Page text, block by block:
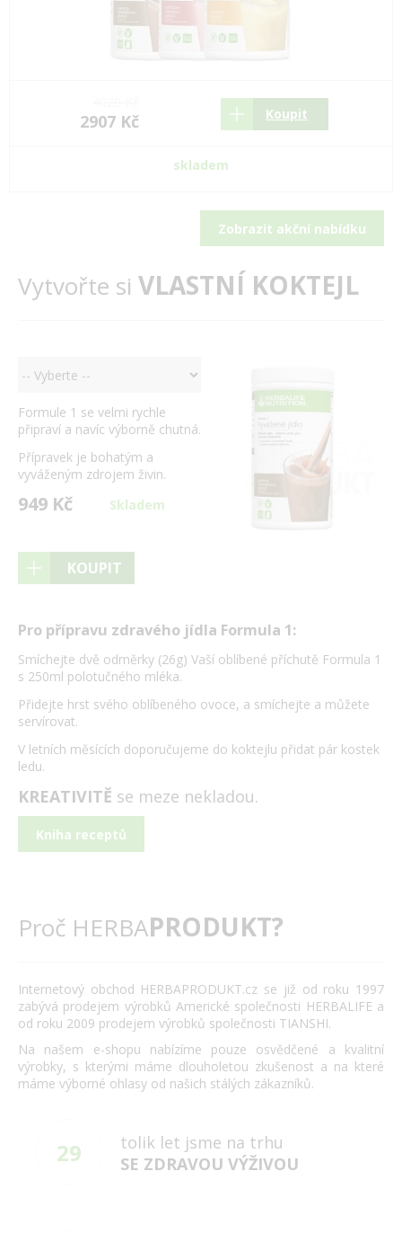
2907 Kč Koupit
skladem
Zobrazit akční nabídku
Vytvořte si VLASTNÍ KOKTEJL
Formule 1 se velmi rychle
připraví a navíc výborně chutná.
Přípravek je bohatým a
vyváženým zdrojem živin.
949 Kč Skladem
KOUPIT
Pro přípravu zdravého jídla Formula 1:
Smíchejte dvě odměrky (26g) Vaší oblíbené příchutě Formula 1
s 250ml polotučného mléka.
Přidejte hrst svého oblíbeného ovoce, a smíchejte a můžete
servírovat.
V letních měsících doporučujeme do koktejlu přidat pár kostek
ledu.
KREATIVITĚ se meze nekladou.
Kniha receptů
Proč HERBAPRODUKT?
Internetový obchod HERBAPRODUKT.cz se již od roku 1997
zabývá prodejem výrobků Americké společnosti HERBALIFE a
od roku 2009 prodejem výrobků společnosti TIANSHI.
Na našem e-shopu nabízíme pouze osvědčené a kvalitní
výrobky, s kterými máme dlouholetou zkušenost a na které
máme výborné ohlasy od našich stálých zákazníků.
29
tolik let jsme na trhu
SE ZDRAVOU VÝŽIVOU